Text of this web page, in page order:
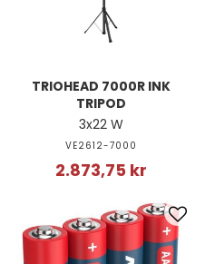
TRIOHEAD 7000R INK
TRIPOD
3x22 W
VE2612-7000
2.873,75 kr